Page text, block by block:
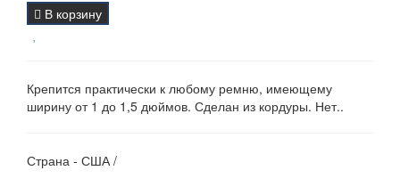
В корзину
Крепится практически к любому ремню, имеющему
ширину от 1 до 1,5 дюймов. Сделан из кордуры. Нет..
Страна - США /